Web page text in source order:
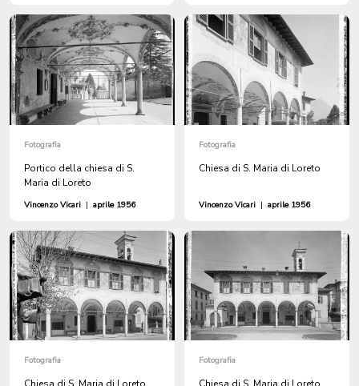
Fotografia
Portico della chiesa di S.
Maria di Loreto
Vincenzo Vicari | aprile 1956
Fotografia
Chiesa di S. Maria di Loreto
Vincenzo Vicari | aprile 1956
Fotografia Fotografia